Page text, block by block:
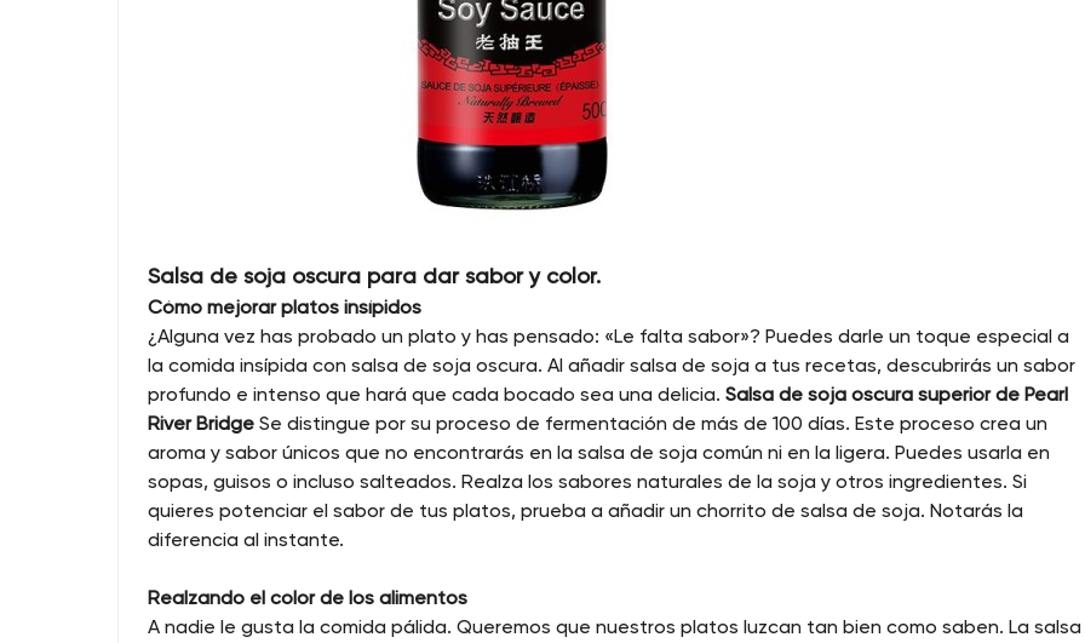
Salsa de soja oscura para dar sabor y color.
Cómo mejorar platos insípidos
¿Alguna vez has probado un plato y has pensado: «Le falta sabor»? Puedes darle un toque especial a
la comida insípida con salsa de soja oscura. Al añadir salsa de soja a tus recetas, descubrirás un sabor
profundo e intenso que hará que cada bocado sea una delicia. Salsa de soja oscura superior de Pearl
River BridgeSe distingue por su proceso de fermentación de más de 100 días. Este proceso crea un
aroma y sabor únicos que no encontrarás en la salsa de soja común ni en la ligera. Puedes usarla en
sopas, guisos o incluso salteados. Realza los sabores naturales de la soja y otros ingredientes. Si
quieres potenciar el sabor de tus platos, prueba a añadir un chorrito de salsa de soja. Notarás la
diferencia al instante.
Realzando el color de los alimentos
A nadie le gusta la comida pálida. Queremos que nuestros platos luzcan tan bien como saben. La salsa